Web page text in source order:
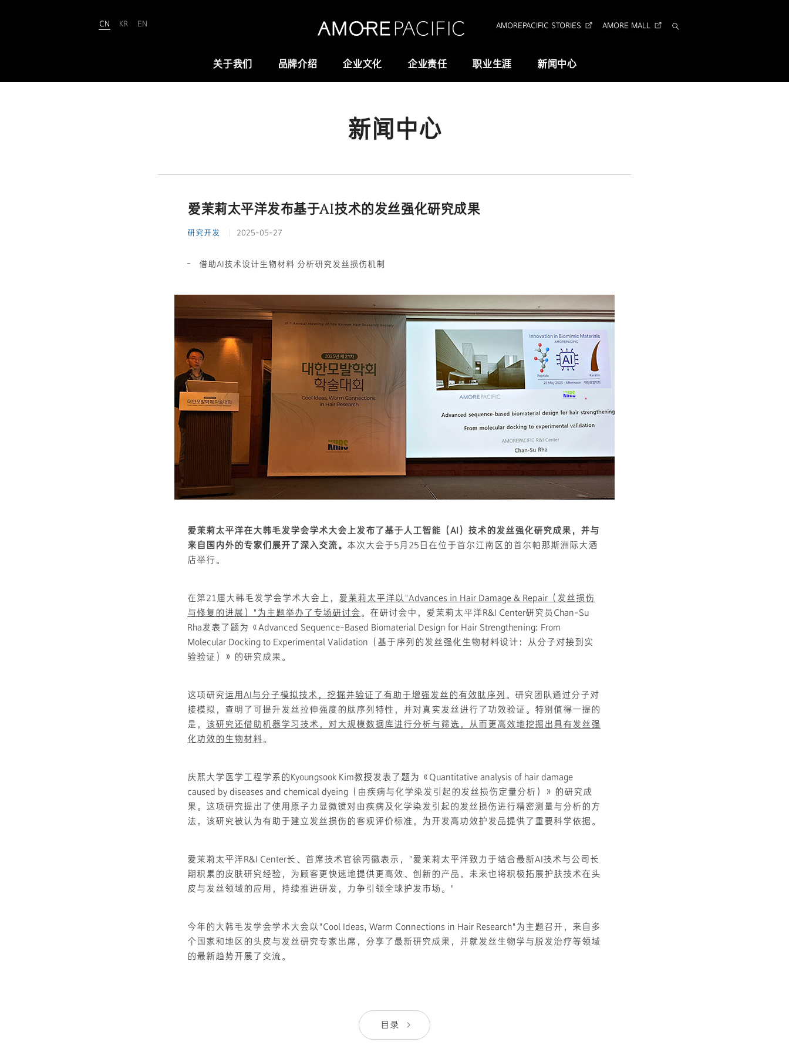
CN KR EN AMOREPACIFIC STORIES AMORE MALL
关于我们
的美之未来，让全世界所有人跨越年
Amorepacific
历史沿革
研究与创新
供应链管理(SCM) Arita 字体
品牌介绍 企业文化 企业责任 职业生涯 新闻中心
新闻中心
爱茉莉太平洋发布基于AI技术的发丝强化研究成果
研究开发 2025-05-27
借助AI技术设计生物材料 分析研究发丝损伤机制
爱茉莉太平洋在大韩毛发学会学术大会上发布了基于人工智能（AI）技术的发丝强化研究成果，并与
来自国内外的专家们展开了深入交流。 本次大会于5月25日在位于首尔江南区的首尔帕那斯洲际大酒
店举行。
在第21届大韩毛发学会学术大会上， 爱茉莉太平洋以"Advances in Hair Damage & Repair（发丝损伤
与修复的进展）"为主题举办了专场研讨会。在研讨会中，爱茉莉太平洋R&I Center研究员Chan-Su
Rha发表了题为《Advanced Sequence-Based Biomaterial Design for Hair Strengthening: From
Molecular Docking to Experimental Validation（基于序列的发丝强化生物材料设计：从分子对接到实
验验证）》的研究成果。
这项研究运用AI与分子模拟技术，挖掘并验证了有助于增强发丝的有效肽序列 。研究团队通过分子对
接模拟，查明了可提升发丝拉伸强度的肽序列特性，并对真实发丝进行了功效验证。特别值得一提的
是， 该研究还借助机器学习技术，对大规模数据库进行分析与筛选，从而更高效地挖掘出具有发丝强
化功效的生物材料。
庆熙大学医学工程学系的Kyoungsook Kim教授发表了题为《Quantitative analysis of hair damage
caused by diseases and chemical dyeing（由疾病与化学染发引起的发丝损伤定量分析）》的研究成
果。这项研究提出了使用原子力显微镜对由疾病及化学染发引起的发丝损伤进行精密测量与分析的方
法。该研究被认为有助于建立发丝损伤的客观评价标准，为开发高功效护发品提供了重要科学依据。
爱茉莉太平洋R&I Center长、首席技术官徐丙徽表示，"爱茉莉太平洋致力于结合最新AI技术与公司长
期积累的皮肤研究经验，为顾客更快速地提供更高效、创新的产品。未来也将积极拓展护肤技术在头
皮与发丝领域的应用，持续推进研发，力争引领全球护发市场。"
今年的大韩毛发学会学术大会以"Cool Ideas, Warm Connections in Hair Research"为主题召开，来自多
个国家和地区的头皮与发丝研究专家出席，分享了最新研究成果，并就发丝生物学与脱发治疗等领域
的最新趋势开展了交流。
目录